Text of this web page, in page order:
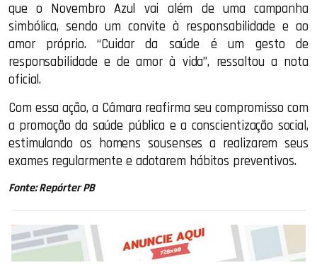
que o Novembro Azul vai além de uma campanha
simbólica, sendo um convite à responsabilidade e ao
amor próprio. “Cuidar da saúde é um gesto de
responsabilidade e de amor à vida”, ressaltou a nota
oficial.
Com essa ação, a Câmara reafirma seu compromisso com
a promoção da saúde pública e a conscientização social,
estimulando os homens sousenses a realizarem seus
exames regularmente e adotarem hábitos preventivos.
Fonte: Repórter PB